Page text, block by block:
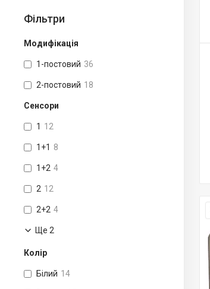
Фільтри
Модифікація
1-постовий 36
2-постовий 18
Сенсори
1 12
1+1 8
1+2 4
2 12
2+2 4
Ще 2
Колір
Білий 14